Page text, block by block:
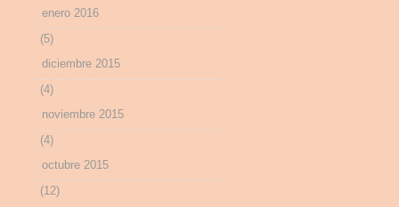
enero 2016
(5)
diciembre 2015
(4)
noviembre 2015
(4)
octubre 2015
(12)